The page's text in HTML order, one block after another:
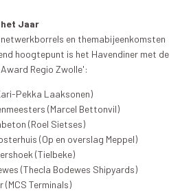
het Jaar
en themabijeenkomsten
hoogtepunt is het Havendiner met de
Regio Zwolle':
Pekka Laaksonen)
(Marcel Bettonvil)
(Roel Sietses)
(Op en overslag Meppel)
(Tielbeke)
(Thecla Bodewes Shipyards)
(MCS Terminals)